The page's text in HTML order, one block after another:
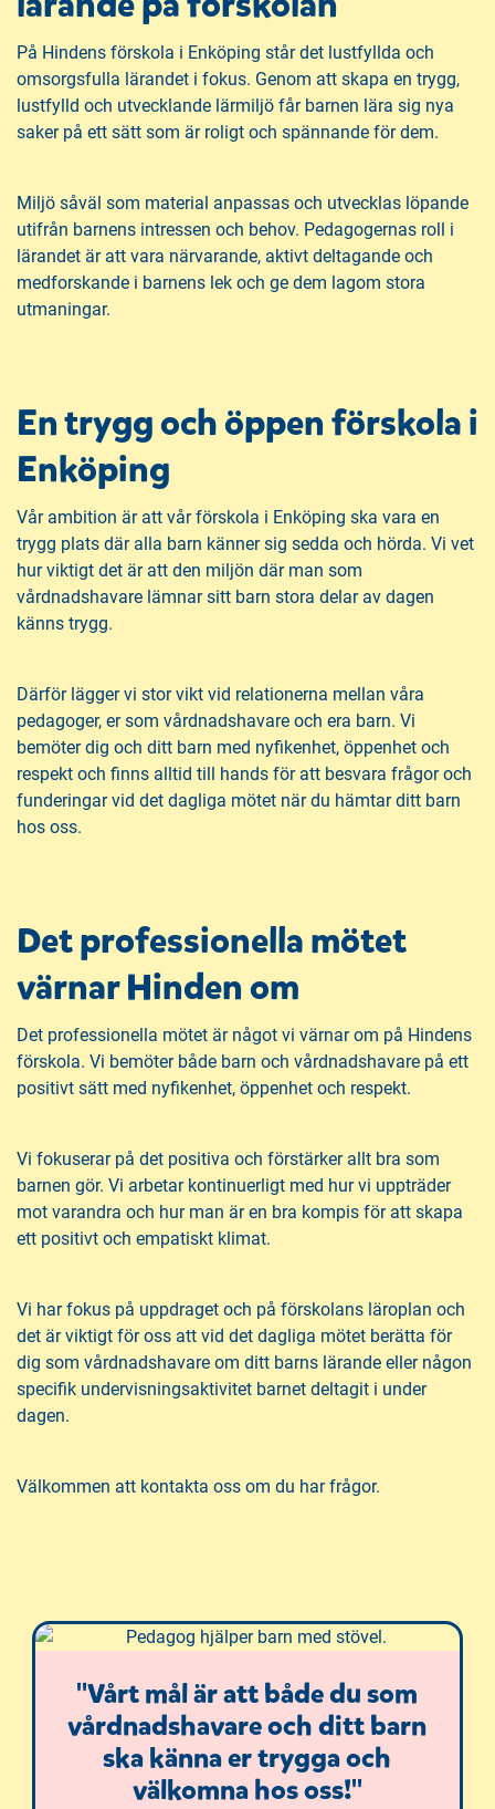
På Hindens förskola i Enköping står det lustfyllda och
omsorgsfulla lärandet i fokus. Genom att skapa en trygg,
lustfylld och utvecklande lärmiljö får barnen lära sig nya
saker på ett sätt som är roligt och spännande för dem.
Miljö såväl som material anpassas och utvecklas löpande
utifrån barnens intressen och behov. Pedagogernas roll i
lärandet är att vara närvarande, aktivt deltagande och
medforskande i barnens lek och ge dem lagom stora
utmaningar.
En trygg och öppen förskola i
Enköping
Vår ambition är att vår förskola i Enköping ska vara en
trygg plats där alla barn känner sig sedda och hörda. Vi vet
hur viktigt det är att den miljön där man som
vårdnadshavare lämnar sitt barn stora delar av dagen
känns trygg.
Därför lägger vi stor vikt vid relationerna mellan våra
pedagoger, er som vårdnadshavare och era barn. Vi
bemöter dig och ditt barn med nyfikenhet, öppenhet och
respekt och finns alltid till hands för att besvara frågor och
funderingar vid det dagliga mötet när du hämtar ditt barn
hos oss.
Det professionella mötet
värnar Hinden om
Det professionella mötet är något vi värnar om på Hindens
förskola. Vi bemöter både barn och vårdnadshavare på ett
positivt sätt med nyfikenhet, öppenhet och respekt.
Vi fokuserar på det positiva och förstärker allt bra som
barnen gör. Vi arbetar kontinuerligt med hur vi uppträder
mot varandra och hur man är en bra kompis för att skapa
ett positivt och empatiskt klimat.
Vi har fokus på uppdraget och på förskolans läroplan och
det är viktigt för oss att vid det dagliga mötet berätta för
dig som vårdnadshavare om ditt barns lärande eller någon
specifik undervisningsaktivitet barnet deltagit i under
dagen.
Välkommen att kontakta oss om du har frågor.
"Vårt mål är att både du som
vårdnadshavare och ditt barn
ska känna er trygga och
välkomna hos oss!"